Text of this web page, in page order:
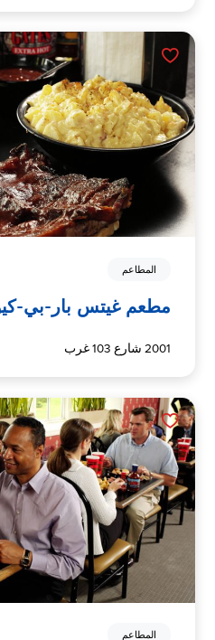
المطاعم
مطعم غيتس بار-بي-
2001 شارع 103 غرب
المطاعم